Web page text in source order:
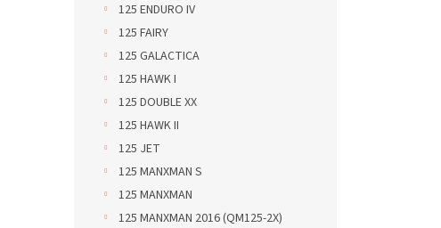
125 ENDURO IV
125 FAIRY
125 GALACTICA
125 HAWK I
125 DOUBLE XX
125 HAWK II
125 JET
125 MANXMAN S
125 MANXMAN
125 MANXMAN 2016 (QM125-2X)